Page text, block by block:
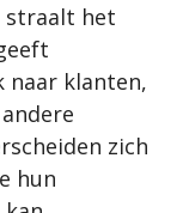
straalt het
naar klanten,
zich
hun